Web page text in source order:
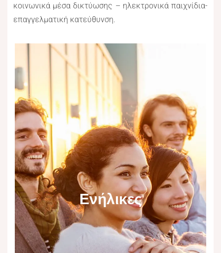
κοινωνικά μέσα δικτύωσης – ηλεκτρονικά παιχνίδια-
επαγγελματική κατεύθυνση.
Ενήλικες